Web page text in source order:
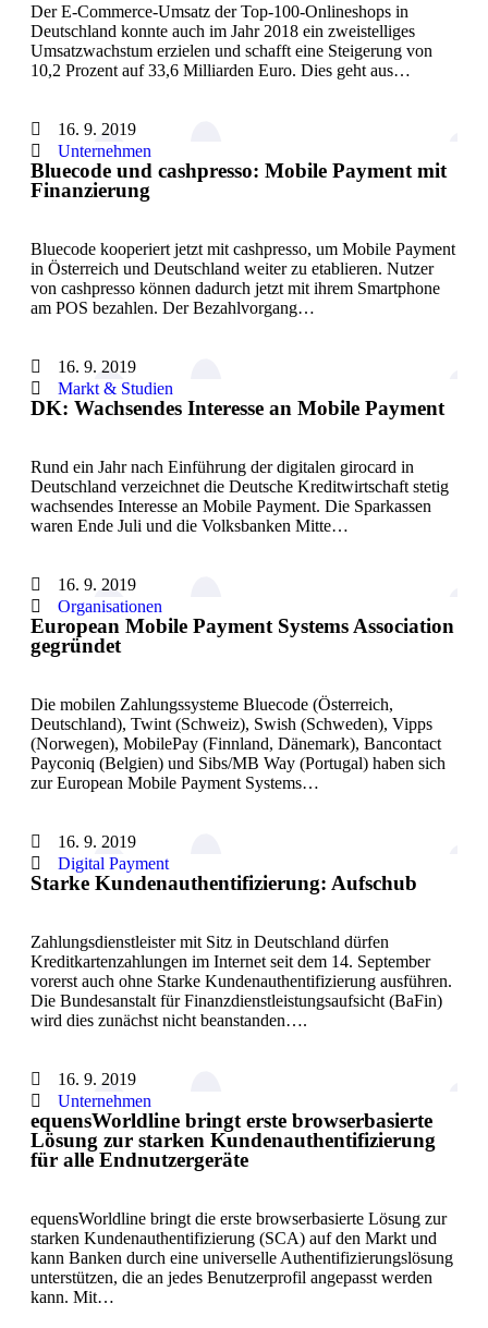
Der E-Commerce-Umsatz der Top-100-Onlineshops in
Deutschland konnte auch im Jahr 2018 ein zweistelliges
Umsatzwachstum erzielen und schafft eine Steigerung von
10,2 Prozent auf 33,6 Milliarden Euro. Dies geht aus…
16. 9. 2019
Unternehmen
Bluecode und cashpresso: Mobile Payment mit
Finanzierung
Bluecode kooperiert jetzt mit cashpresso, um Mobile Payment
in Österreich und Deutschland weiter zu etablieren. Nutzer
von cashpresso können dadurch jetzt mit ihrem Smartphone
am POS bezahlen. Der Bezahlvorgang…
16. 9. 2019
Markt & Studien
DK: Wachsendes Interesse an Mobile Payment
Rund ein Jahr nach Einführung der digitalen girocard in
Deutschland verzeichnet die Deutsche Kreditwirtschaft stetig
wachsendes Interesse an Mobile Payment. Die Sparkassen
waren Ende Juli und die Volksbanken Mitte…
16. 9. 2019
Organisationen
European Mobile Payment Systems Association
gegründet
Die mobilen Zahlungssysteme Bluecode (Österreich,
Deutschland), Twint (Schweiz), Swish (Schweden), Vipps
(Norwegen), MobilePay (Finnland, Dänemark), Bancontact
Payconiq (Belgien) und Sibs/MB Way (Portugal) haben sich
zur European Mobile Payment Systems…
16. 9. 2019
Digital Payment
Starke Kundenauthentifizierung: Aufschub
Zahlungsdienstleister mit Sitz in Deutschland dürfen
Kreditkartenzahlungen im Internet seit dem 14. September
vorerst auch ohne Starke Kundenauthentifizierung ausführen.
Die Bundesanstalt für Finanzdienstleistungsaufsicht (BaFin)
wird dies zunächst nicht beanstanden….
16. 9. 2019
Unternehmen
equensWorldline bringt erste browserbasierte
Lösung zur starken Kundenauthentifizierung
für alle Endnutzergeräte
equensWorldline bringt die erste browserbasierte Lösung zur
starken Kundenauthentifizierung (SCA) auf den Markt und
kann Banken durch eine universelle Authentifizierungslösung
unterstützen, die an jedes Benutzerprofil angepasst werden
kann. Mit…